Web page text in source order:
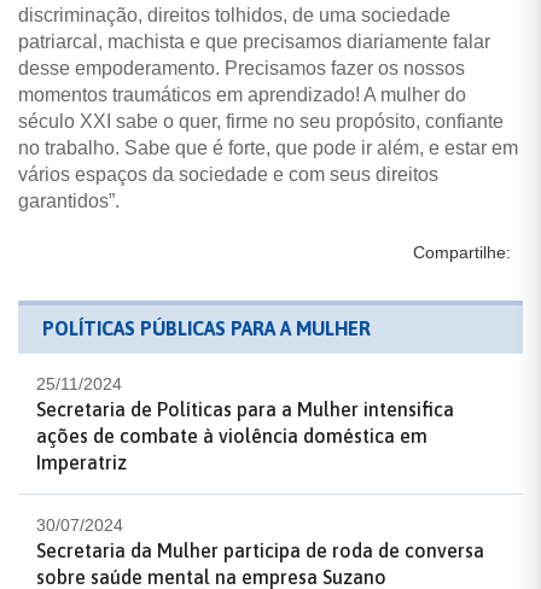
discriminação, direitos tolhidos, de uma sociedade
patriarcal, machista e que precisamos diariamente falar
desse empoderamento. Precisamos fazer os nossos
momentos traumáticos em aprendizado! A mulher do
século XXI sabe o quer, firme no seu propósito, confiante
no trabalho. Sabe que é forte, que pode ir além, e estar em
vários espaços da sociedade e com seus direitos
garantidos”.
Compartilhe:
POLÍTICAS PÚBLICAS PARA A MULHER
25/11/2024
Secretaria de Políticas para a Mulher intensifica
ações de combate à violência doméstica em
Imperatriz
30/07/2024
Secretaria da Mulher participa de roda de conversa
sobre saúde mental na empresa Suzano